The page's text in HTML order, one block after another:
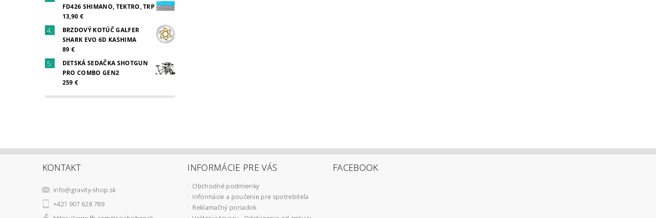
FD426 SHIMANO, TEKTRO, TRP
13,90 €
BRZDOVÝ KOTÚČ GALFER
SHARK EVO 6D KASHIMA
89 €
DETSKÁ SEDAČKA SHOTGUN
PRO COMBO GEN2
259 €
KONTAKT
info@gravity-shop.sk
+421 907 628 789
INFORMÁCIE PRE VÁS
Obchodné podmienky
Informácie a poučenie pre spotrebiteľa
Reklamačný poriadok
FACEBOOK